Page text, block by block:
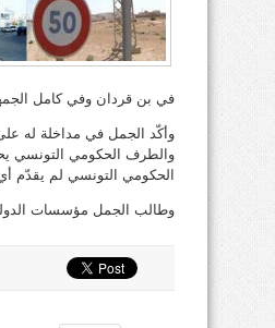
في بن قردان وفي كامل
والطرف الحكومي التونسي
الحكومي التونسي لم يقدّم
وطالب الجمل مؤسسات الدولة